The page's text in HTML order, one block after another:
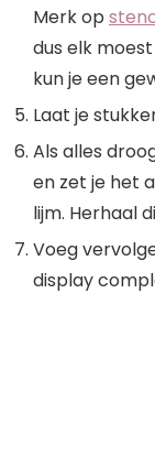
Merk op
dus elk
kun je een
Laat je
Als alles
en zet je het
lijm. Herhaal
Voeg
display